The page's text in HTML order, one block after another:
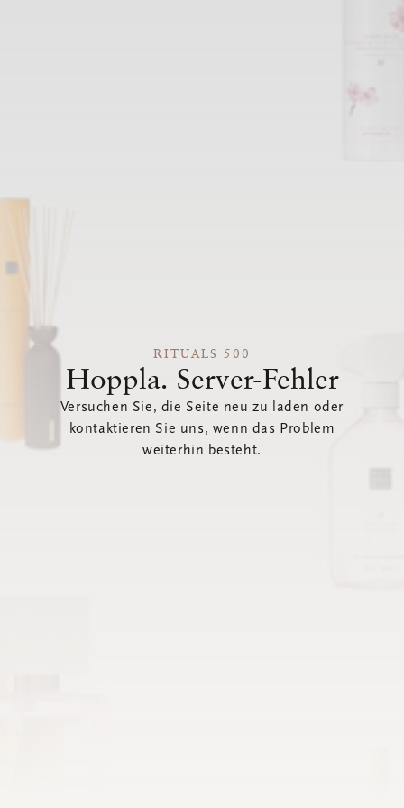
RITUALS 500
Hoppla. Server-Fehler
Versuchen Sie, die Seite neu zu laden oder
kontaktieren Sie uns, wenn das Problem
weiterhin besteht.